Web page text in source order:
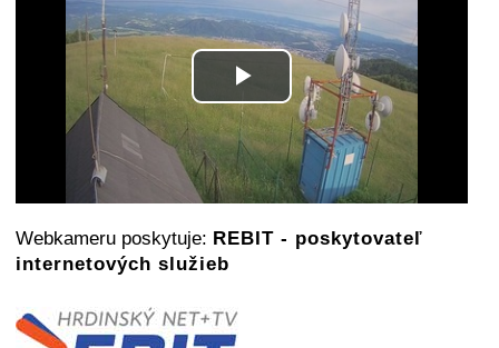
Play
Video
Webkameru poskytuje: REBIT - poskytovateľ
internetových služieb